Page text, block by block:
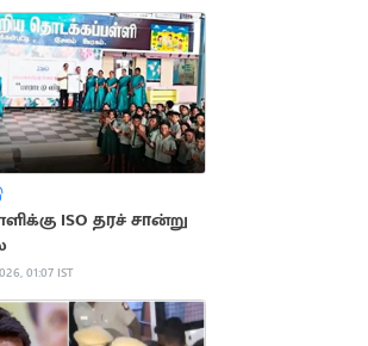
ISO தரச் சான்று
01:07 IST